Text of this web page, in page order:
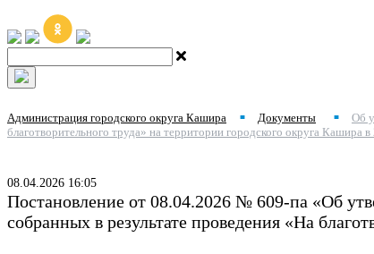
Администрация городского округа Кашира ■ Документы ■
Об
благотворительного труда» на территории городского округа Кашира в
08.04.2026 16:05
Постановление от 08.04.2026 № 609-па «Об
собранных в результате проведения «На